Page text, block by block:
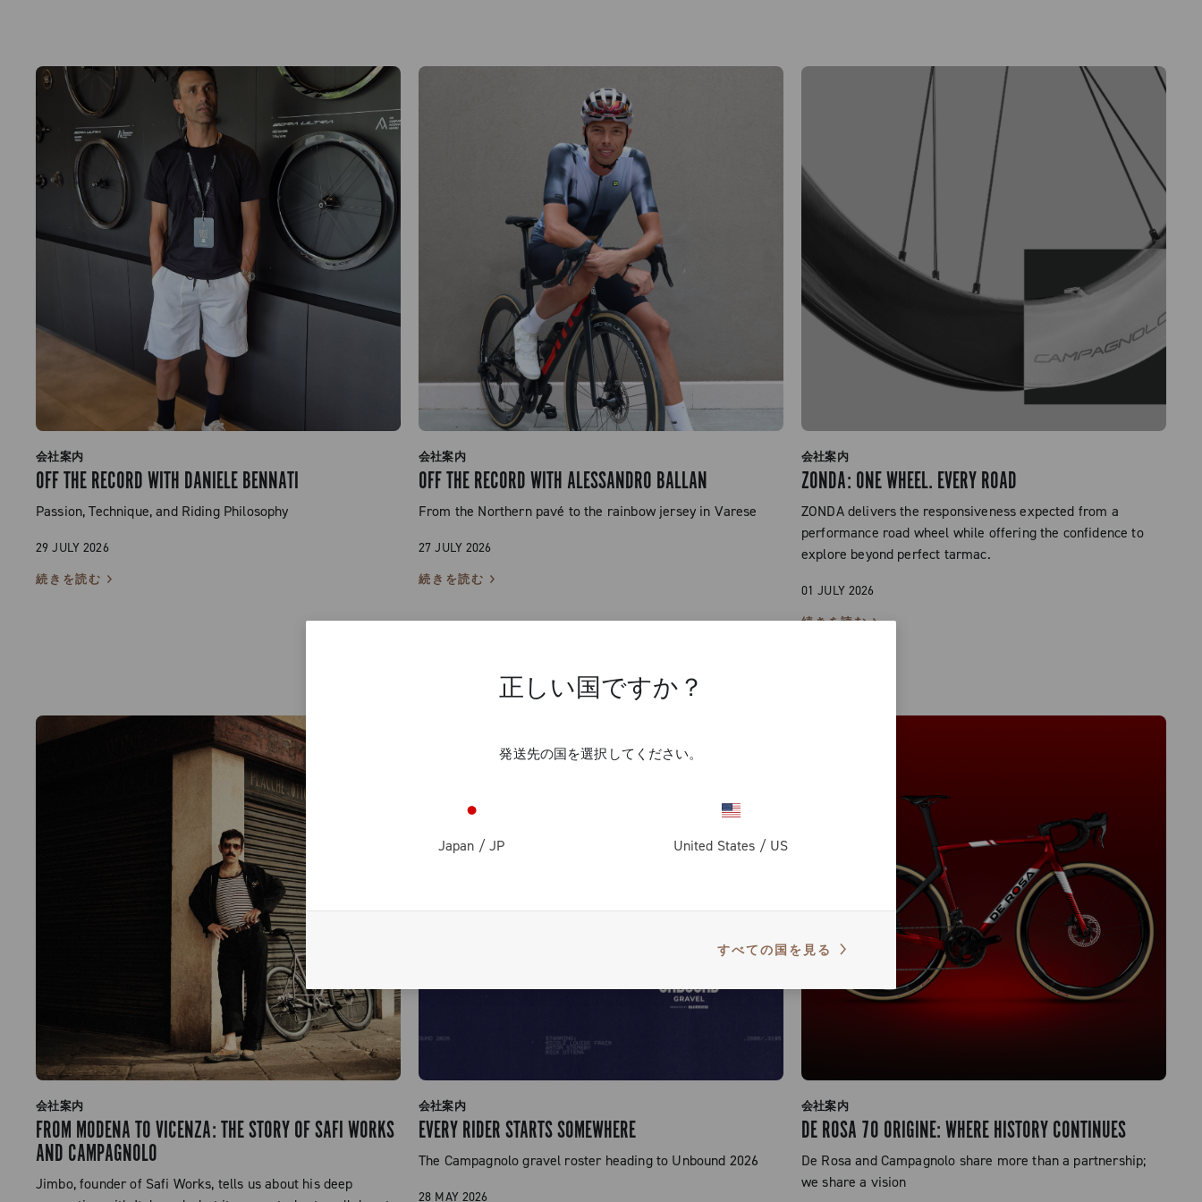
正しい国ですか？
発送先の国を選択してください。
Japan /JP United States / US
すべての国を見る
会社案内
OFF THE RECORD WITH DANIELE BENNATI
Passion, Technique, and Riding Philosophy
29 JULY 2026
続きを読む
会社案内
OFF THE RECORD WITH ALESSANDRO BALLAN
From the Northern pavé to the rainbow jersey in Varese
27 JULY 2026
続きを読む
会社案内
ZONDA: ONE WHEEL. EVERY ROAD
ZONDA delivers the responsiveness expected from a
performance road wheel while offering the confidence to
explore beyond perfect tarmac.
01 JULY 2026
続きを読む
会社案内
FROM MODENA TO VICENZA: THE STORY OF SAFI WORKS
AND CAMPAGNOLO
Jimbo, founder of Safi Works, tells us about his deep
会社案内
EVERY RIDER STARTS SOMEWHERE
The Campagnolo gravel roster heading to Unbound 2026
28 MAY 2026
会社案内
DE ROSA 70 ORIGINE: WHERE HISTORY CONTINUES
De Rosa and Campagnolo share more than a partnership;
we share a vision